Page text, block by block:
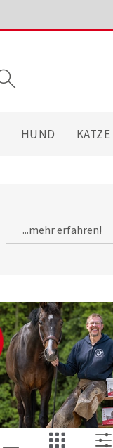
HUND KATZE
...mehr erfahren!